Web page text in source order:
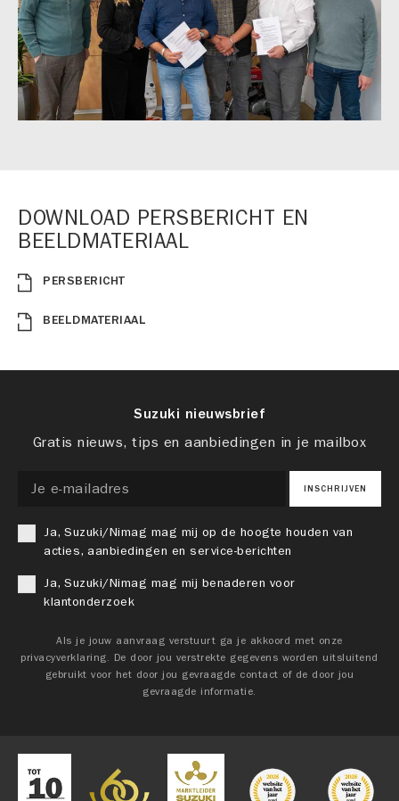
DOWNLOAD PERSBERICHT EN
BEELDMATERIAAL
PERSBERICHT
BEELDMATERIAAL
Suzuki nieuwsbrief
Gratis nieuws, tips en aanbiedingen in je mailbox
INSCHRIJVEN
Ja, Suzuki/Nimag mag mij op de hoogte houden van
acties, aanbiedingen en service-berichten
Ja, Suzuki/Nimag mag mij benaderen voor
klantonderzoek
Als je jouw aanvraag verstuurt ga je akkoord met onze
privacyverklaring. De door jou verstrekte gegevens worden uitsluitend
gebruikt voor het door jou gevraagde contact of de door jou
gevraagde informatie.